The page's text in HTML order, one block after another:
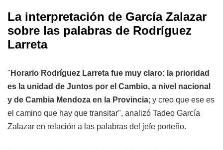
La interpretación de García Zalazar
sobre las palabras de Rodríguez
Larreta
" Horario Rodríguez Larreta fue muy claro: la prioridad
es la unidad de Juntos por el Cambio, a nivel nacional
y de Cambia Mendoza en la Provincia; y creo que ese es
el camino que hay que transitar", analizó Tadeo García
Zalazar en relación a las palabras del jefe porteño.